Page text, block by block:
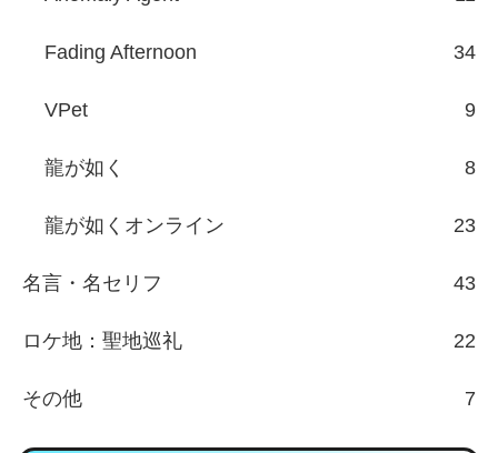
Fading Afternoon 34
VPet 9
龍が如く 8
龍が如くオンライン 23
名言・名セリフ 43
ロケ地：聖地巡礼 22
その他 7